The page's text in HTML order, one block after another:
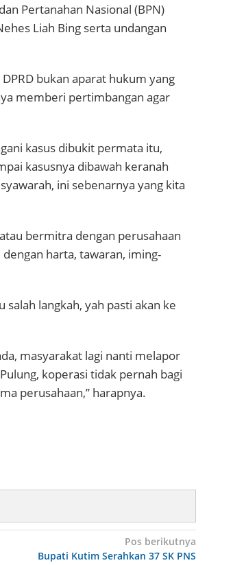
Pertanahan Nasional (BPN)
Liah Bing serta undangan
bukan aparat hukum yang
memberi pertimbangan agar
kasus dibukit permata itu,
kasusnya dibawah keranah
ini sebenarnya yang kita
bermitra dengan perusahaan
harta, tawaran, iming-
langkah, yah pasti akan ke
masyarakat lagi nanti melapor
koperasi tidak pernah bagi
perusahaan,” harapnya.
Pos berikutnya
Bupati Kutim Serahkan 37 SK PNS